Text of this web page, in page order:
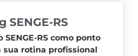
SENGE-RS
SENGE-RS como ponto
sua rotina profissional